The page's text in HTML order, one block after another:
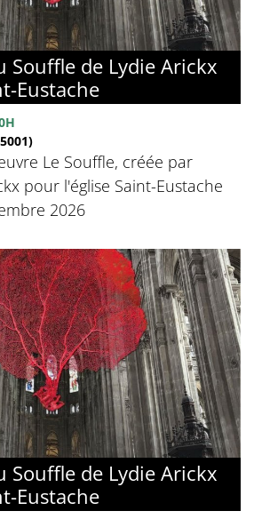
Souffle de Lydie Arickx
Eustache
Le Souffle, créée par
pour l'église Saint-Eustache
2026
Souffle de Lydie Arickx
Eustache